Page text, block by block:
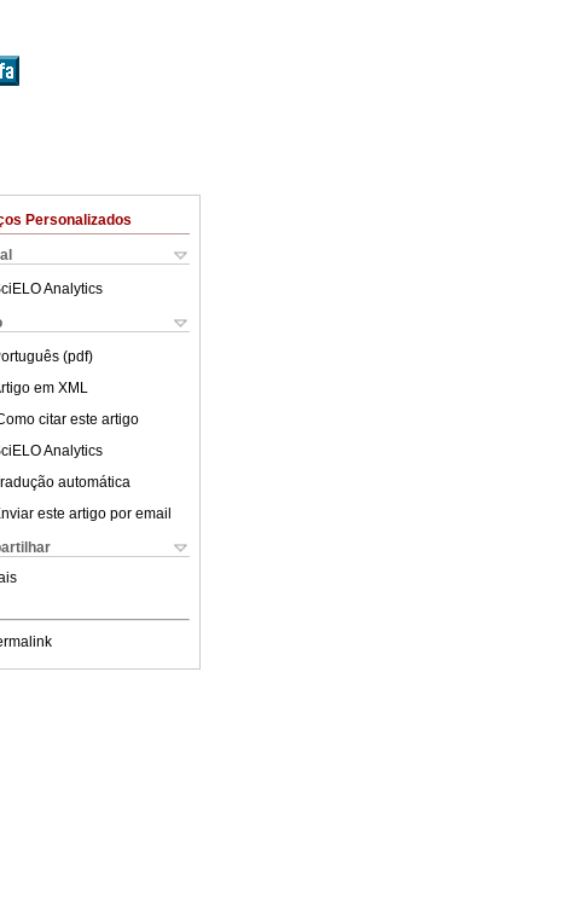
Personalizados
Analytics
(pdf)
em XML
citar este artigo
Analytics
automática
este artigo por email